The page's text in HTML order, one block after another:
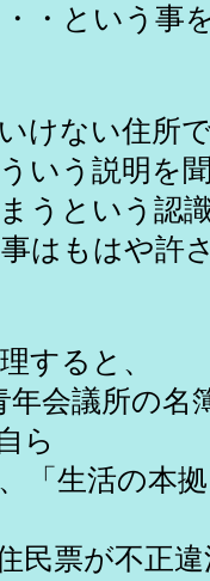
・という事
けない住所
いう説明を
うという認
はもはや許
すると、
年会議所の名
ら
生活の本拠
票が不正違